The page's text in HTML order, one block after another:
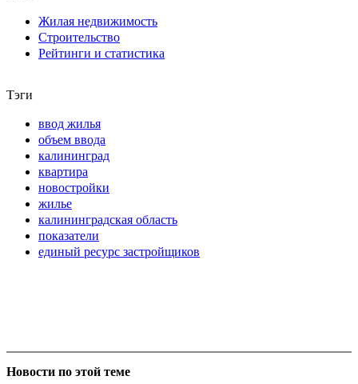
Жилая недвижимость
Строительство
Рейтинги и статистика
Тэги
ввод жилья
объем ввода
калининград
квартира
новостройки
жилье
калининградская область
показатели
единый ресурс застройщиков
Новости по этой теме